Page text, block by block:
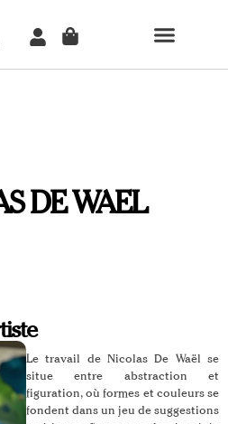
DE WAEL
Le travail de Nicolas De Waël se
situe entre abstraction et
figuration, où formes et couleurs se
fondent dans un jeu de suggestions